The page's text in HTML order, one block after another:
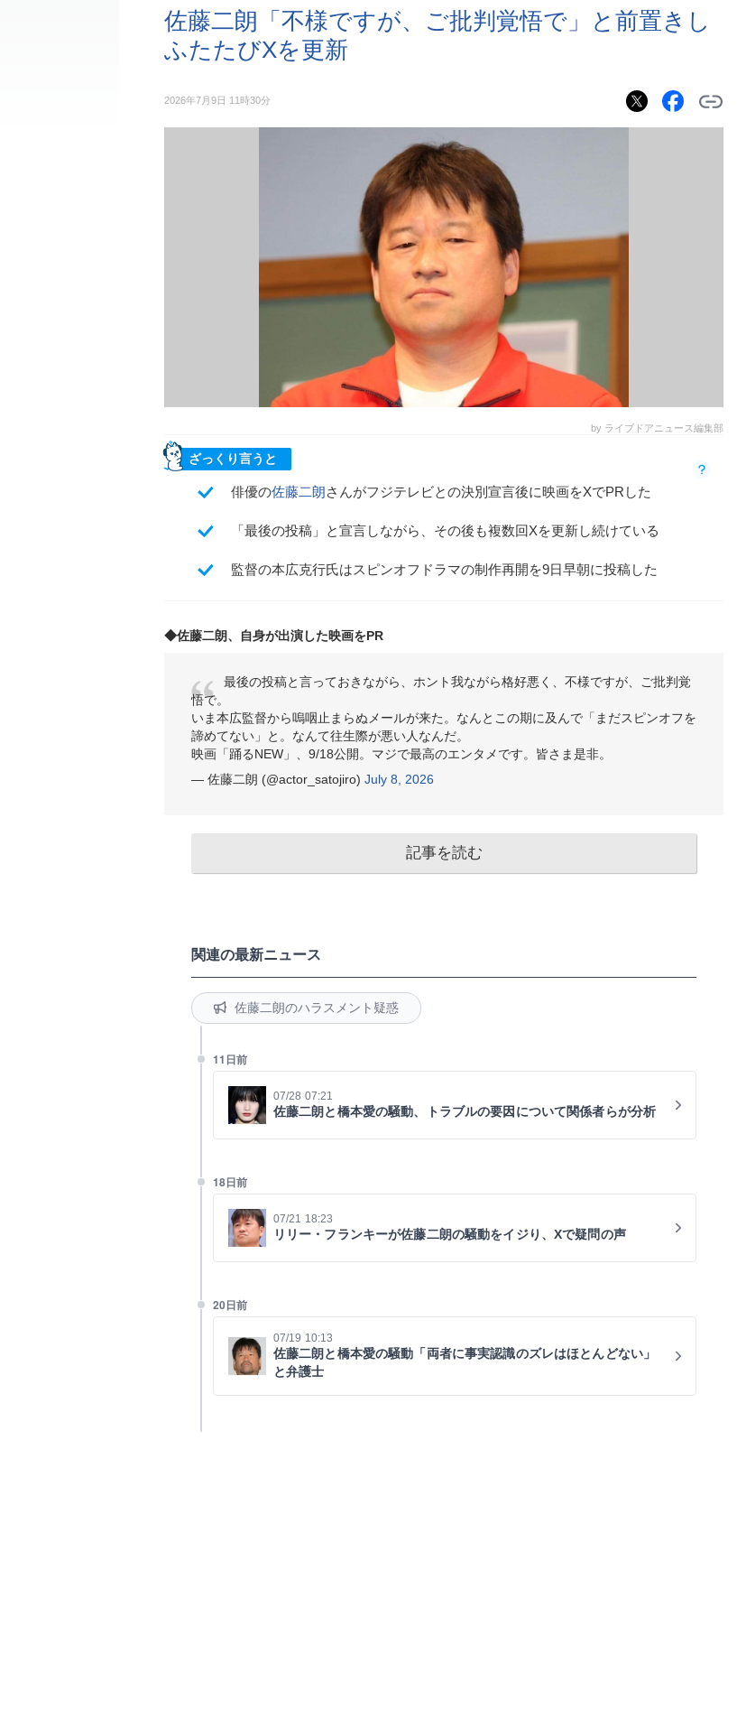
佐藤二朗「不様ですが、ご批判覚悟で」と前置きし
ふたたびXを更新
2026年7月9日 11時30分
by ライブドアニュース編集部
ざっくり言うと
俳優の佐藤二朗さんがフジテレビとの決別宣言後に映画をXでPRした
「最後の投稿」と宣言しながら、その後も複数回Xを更新し続けている
監督の本広克行氏はスピンオフドラマの制作再開を9日早朝に投稿した
◆佐藤二朗、自身が出演した映画をPR
最後の投稿と言っておきながら、ホント我ながら格好悪く、不様ですが、ご批判覚
悟で。
いま本広監督から嗚咽止まらぬメールが来た。なんとこの期に及んで「まだスピンオフを
諦めてない」と。なんて往生際が悪い人なんだ。
映画「踊るNEW」、9/18公開。マジで最高のエンタメです。皆さま是非。
— 佐藤二朗 (@actor_satojiro) July 8, 2026
記事を読む
関連の最新ニュース
佐藤二朗のハラスメント疑惑
11日前
07/28 07:21
佐藤二朗と橋本愛の騒動、トラブルの要因について関係者らが分析
18日前
07/21 18:23
リリー・フランキーが佐藤二朗の騒動をイジり、Xで疑問の声
20日前
07/19 10:13
佐藤二朗と橋本愛の騒動「両者に事実認識のズレはほとんどない」
と弁護士